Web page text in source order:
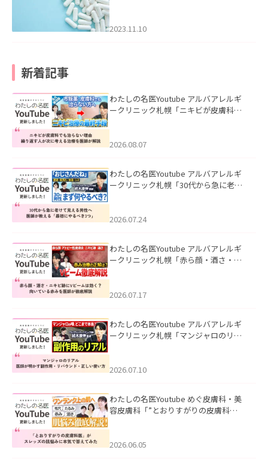
2023.11.10
新着記事
わたしの名医Youtube アルバアレルギ
ークリニック札幌「ニキビが皮膚科で
ました。
2026.08.07
わたしの名医Youtube アルバアレルギ
ークリニック札幌「30代から急に老け
た。
2026.07.24
わたしの名医Youtube アルバアレルギ
ークリニック札幌「赤ら顔・酒さ・ニ
した。
2026.07.17
わたしの名医Youtube アルバアレルギ
ークリニック札幌「マンジャロのリア
た。
2026.07.10
わたしの名医Youtube めぐ皮膚科・美
容皮膚科「”とおりすがりの皮膚科
2026.06.05